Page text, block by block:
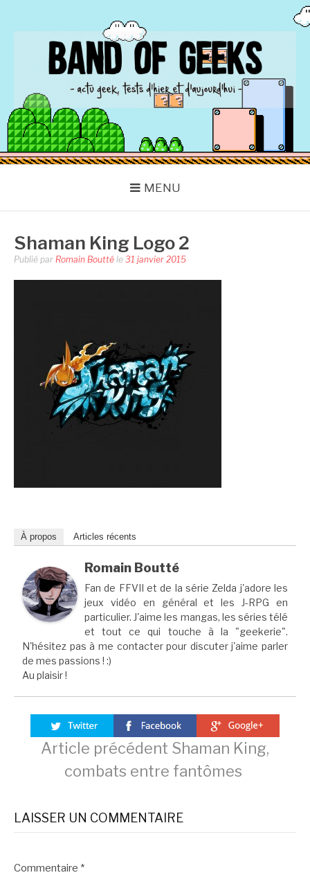
BAND OF GEEKS
Actu Geek d'hier et d'aujourd'hui
MENU
Shaman King Logo 2
Publié par Romain Boutté le 31 janvier 2015
À propos Articles récents
Romain Boutté
Fan de FFVII et de la série Zelda j'adore les
jeux vidéo en général et les J-RPG en
particulier. J'aime les mangas, les séries télé
et tout ce qui touche à la "geekerie".
N'hésitez pas à me contacter pour discuter j'aime parler
de mes passions ! :)
Au plaisir !
Lire
la
suite
Article précédent Shaman King,
combats entre fantômes
LAISSER UN COMMENTAIRE
Commentaire *